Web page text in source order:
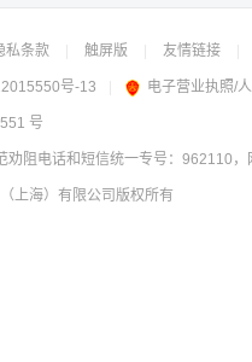
私条款 触屏版 友情链接
号-13 电子营业执照/
号
劝阻电话和短信统一专号：962110
上海）有限公司 版权所有